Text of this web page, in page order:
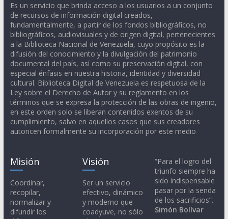
Es un servicio que brinda acceso a los usuarios a un conjunto
de recursos de información digital creados,
fundamentalmente, a partir de los fondos bibliográficos, no
bibliográficos, audiovisuales y de origen digital, pertenecientes
a la Biblioteca Nacional de Venezuela, cuyo propósito es la
difusión del conocimiento y la divulgación del patrimonio
documental del país, así como su preservación digital, con
especial énfasis en nuestra historia, identidad y diversidad
cultural. Biblioteca Digital de Venezuela es respetuosa de la
Ley sobre el Derecho de Autor y su reglamento en los
términos que se expresa la protección de las obras de ingenio,
en este orden solo se liberan contenidos exentos de su
cumplimiento, salvo en aquellos casos que sus creadores
autoricen formalmente su incorporación por este medio
Misión
Coordinar,
recopilar,
normalizar y
difundir los
Visión
Ser un servicio
efectivo, dinámico
y moderno que
coadyuve, no sólo
“Para el logro del
triunfo siempre ha
sido indispensable
pasar por la senda
de los sacrificios”.
Simón Bolívar